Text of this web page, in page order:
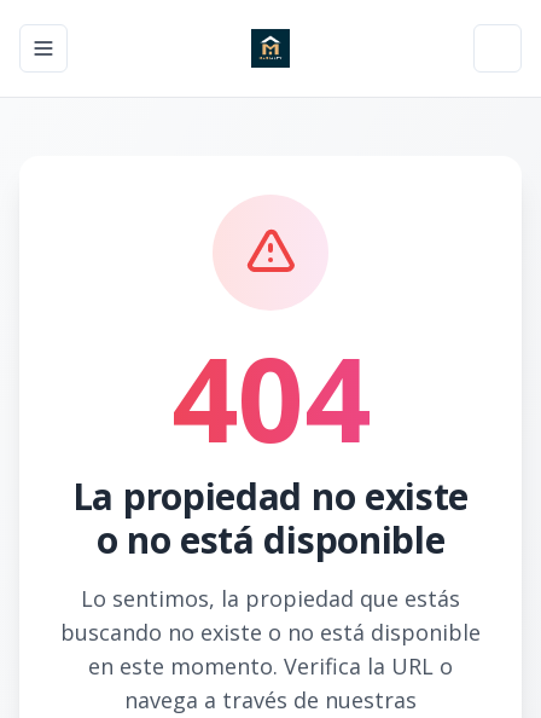
Toggle navigation menu
404
La propiedad no existe
o no está disponible
Lo sentimos, la propiedad que estás
buscando no existe o no está disponible
en este momento. Verifica la URL o
navega a través de nuestras